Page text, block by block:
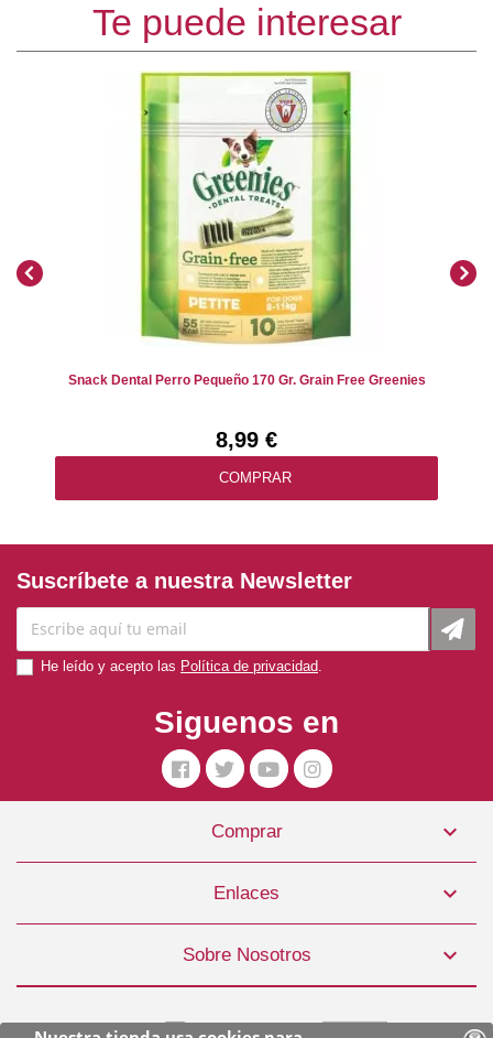
Te puede interesar
Snack Dental Perro Pequeño 170 Gr. Grain Free Greenies
8,99 €
COMPRAR
Snack Perro Sabor Pavo 1x50gr. Alpha Spirit
0,99 €
COMPRAR
Suscríbete a nuestra Newsletter
He leído y acepto las Política de privacidad
Siguenos en
Comprar 
Enlaces 
Sobre Nosotros 